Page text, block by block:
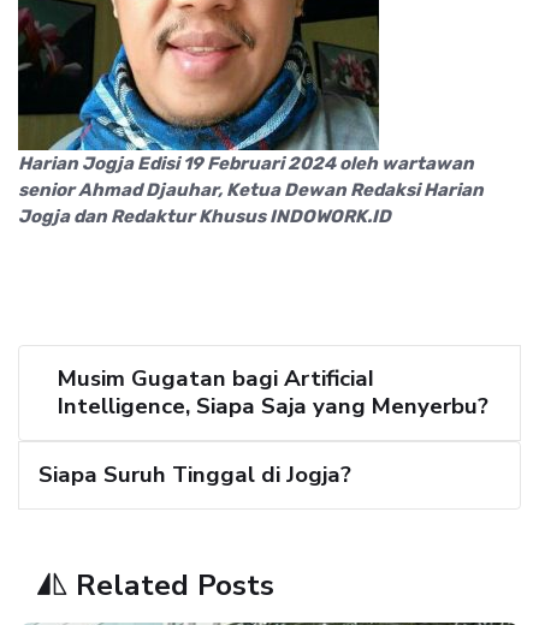
Harian Jogja Edisi 19 Februari 2024 oleh wartawan
senior Ahmad Djauhar, Ketua Dewan Redaksi Harian
Jogja dan Redaktur Khusus INDOWORK.ID
Musim Gugatan bagi ArtificiaI
Intelligence, Siapa Saja yang Menyerbu?
Siapa Suruh Tinggal di Jogja?
Related Posts